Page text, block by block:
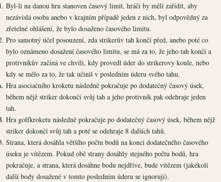
Byl-li na danou hru stanoven časový limit, hráči by měli zařídit, aby
nezávislá osoba anebo v krajním případě jeden z nich, byl odpovědný za
zřetelné ohlášení, že bylo dosaženo časového limitu.
Pro samotný účel posouzení, zda strikerův tah končí před, anebo poté co
bylo oznámeno dosažení časového limitu, se má za to, že jeho tah končí a
protivníkův začíná ve chvíli, kdy provedl úder do strikerovy koule, nebo
kdy se mělo za to, že tak učinil v posledním úderu svého tahu.
Hra asociačního kroketu následně pokračuje po dodatečný časový úsek,
během nějž striker dokončí svůj tah a jeho protivník pak odehraje jeden
tah.
Hra golfkroketu následně pokračuje po dodatečný časový úsek, během nějž
striker dokončí svůj tah a poté se odehraje 8 dalších tahů.
Strana, která dosáhla většího počtu bodů na konci dodatečného časového
úseku je vítězem. Pokud obě strany dosáhly stejného počtu bodů, hra
pokračuje, a strana, která dosáhne bodu nejdříve, bude vítězem (jakékoli
další body dosažené v tomto posledním úderu se ignorují).